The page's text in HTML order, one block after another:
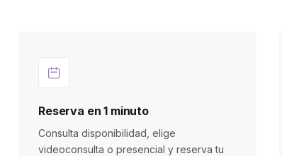
Reserva en 1 minuto
Consulta disponibilidad, elige
videoconsulta o presencial y reserva tu